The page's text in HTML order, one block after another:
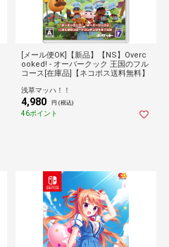
[メール便OK]【新品】【NS】Overc
ooked! - オーバークック 王国のフル
コース[在庫品]【ネコポス送料無料】
浅草マッハ！！
4,980 円 (税込)
46ポイント